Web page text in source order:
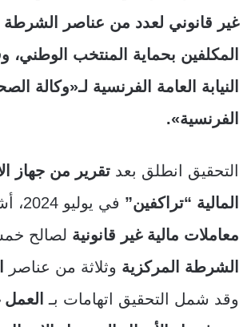
غير قانوني لعدد من عناصر الشرطة
المكلفين بحماية المنتخب الوطني،
النيابة العامة الفرنسية لـ«وكالة
الفرنسية».
التحقيق انطلق بعد تقرير من جهاز
المالية “تراكفين” في يوليو 2024، أشار إلى وجود
معاملات مالية غير قانونية لصالح
الشرطة المركزية وثلاثة من عناصر
وقد شمل التحقيق اتهامات بـ